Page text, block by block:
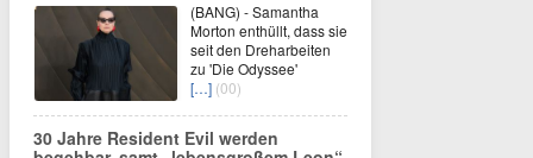
(BANG) - Samantha
Morton enthüllt, dass sie
seit den Dreharbeiten
zu 'Die Odyssee'
[…] (00)
30 Jahre Resident Evil werden